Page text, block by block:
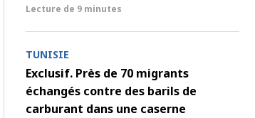
Lecture de 9 minutes
TUNISIE
Exclusif. Près de 70 migrants
échangés contre des barils de
carburant dans une caserne